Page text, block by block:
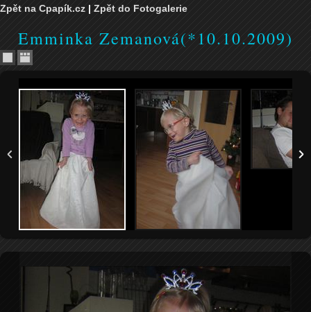
Zpět na Cpapík.cz | Zpět do Fotogalerie
Emminka Zemanová(*10.10.2009)